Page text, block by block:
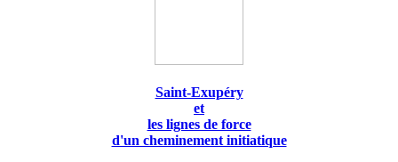
Saint-Exupéry
et
les lignes de force
d'un cheminement initiatique